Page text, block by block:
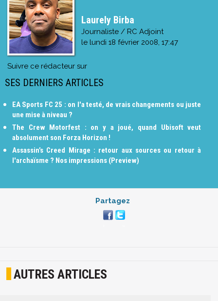
Laurely Birba
Journaliste / RC Adjoint
le lundi 18 février 2008, 17:47
Suivre ce rédacteur sur
SES DERNIERS ARTICLES
EA Sports FC 25 : on l'a testé, de vrais changements ou juste
une mise à niveau ?
The Crew Motorfest : on y a joué, quand Ubisoft veut
absolument son Forza Horizon !
Assassin’s Creed Mirage : retour aux sources ou retour à
l'archaïsme ? Nos impressions (Preview)
Partagez
AUTRES ARTICLES